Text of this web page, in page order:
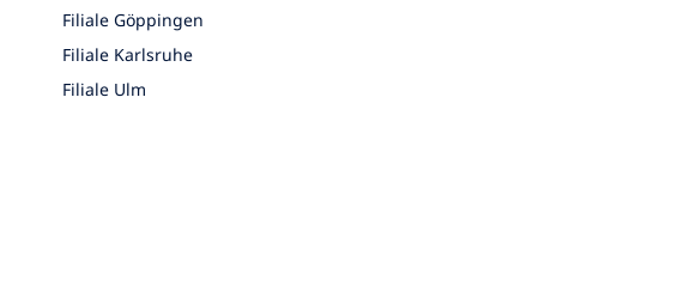
Filiale Göppingen
Filiale Karlsruhe
Filiale Ulm